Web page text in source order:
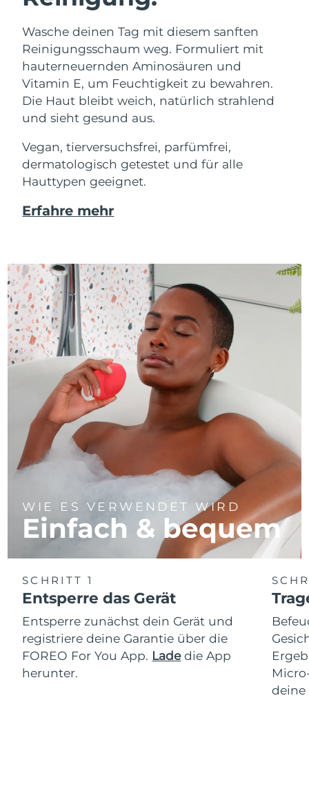
Wasche deinen Tag mit diesem sanften
Reinigungsschaum weg. Formuliert mit
hauterneuernden Aminosäuren und
Vitamin E, um Feuchtigkeit zu bewahren.
Die Haut bleibt weich, natürlich strahlend
und sieht gesund aus.
Vegan, tierversuchsfrei, parfümfrei,
dermatologisch getestet und für alle
Hauttypen geeignet.
Erfahre mehr
WIE ES VERWENDET WIRD
Einfach & bequem
SCHRITT 1
Entsperre das Gerät
Entsperre zunächst dein Gerät und
registriere deine Garantie über die
FOREO For You App. Ladedie App
herunter.
deine